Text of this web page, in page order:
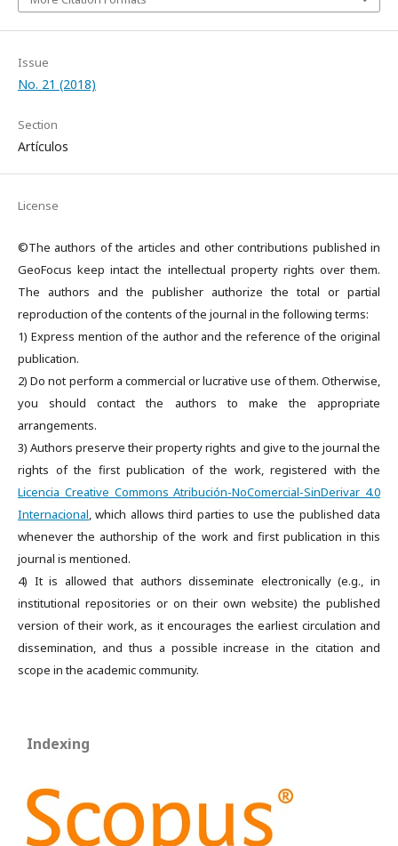
Issue
No. 21 (2018)
Section
Artículos
License
©The authors of the articles and other contributions published in
GeoFocus keep intact the intellectual property rights over them.
The authors and the publisher authorize the total or partial
reproduction of the contents of the journal in the following terms:
1) Express mention of the author and the reference of the original
publication.
2) Do not perform a commercial or lucrative use of them. Otherwise,
you should contact the authors to make the appropriate
arrangements.
3) Authors preserve their property rights and give to the journal the
rights of the first publication of the work, registered with the
Licencia Creative Commons Atribución-NoComercial-SinDerivar 4.0
Internacional, which allows third parties to use the published data
whenever the authorship of the work and first publication in this
journal is mentioned.
4) It is allowed that authors disseminate electronically (e.g., in
institutional repositories or on their own website) the published
version of their work, as it encourages the earliest circulation and
dissemination, and thus a possible increase in the citation and
scope in the academic community.
Indexing